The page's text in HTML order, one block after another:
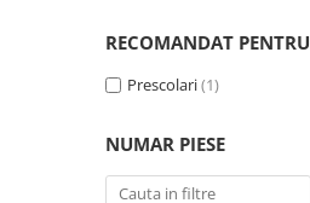
Plus(2)
Silicon(15)
Textil(4)
RECOMANDAT PENTRU
Prescolari(1)
NUMAR PIESE